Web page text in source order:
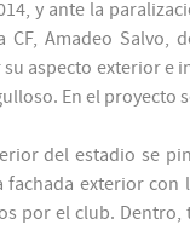
y ante la
CF, Amadeo
aspecto exterior e
En el proyecto
del estadio se
fachada exterior con
por el club. Dentro,